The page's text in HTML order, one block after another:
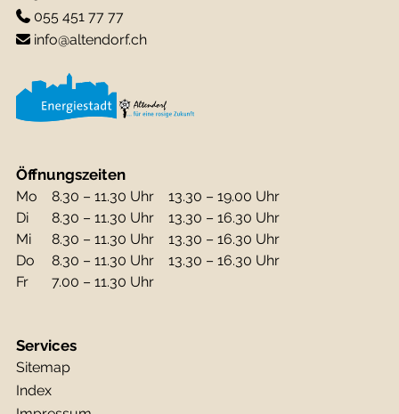
055 451 77 77
info@altendorf.ch
Öffnungszeiten
Mo 8.30 – 11.30 Uhr
13.30 – 19.00 Uhr
Di
8.30 – 11.30 Uhr
13.30 – 16.30 Uhr
Mi
8.30 – 11.30 Uhr
13.30 – 16.30 Uhr
Do
8.30 – 11.30 Uhr
13.30 – 16.30 Uhr
Fr
7.00 – 11.30 Uhr
Services
Sitemap
Index